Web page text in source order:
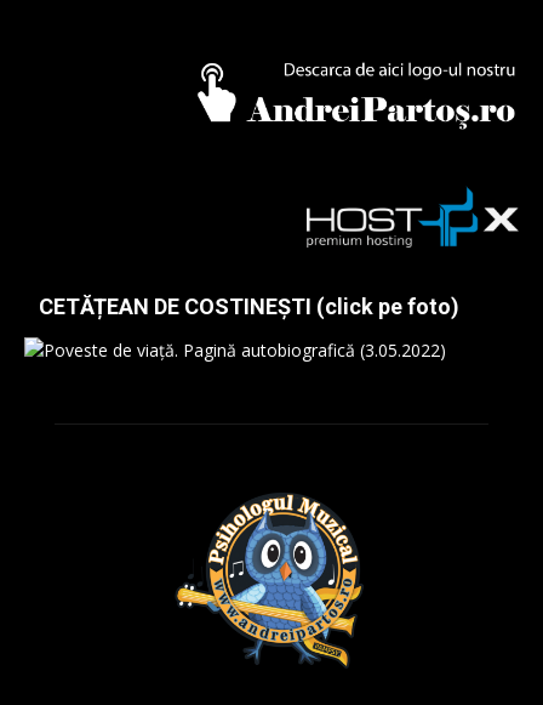
CETĂȚEAN DE COSTINEȘTI (click pe foto)